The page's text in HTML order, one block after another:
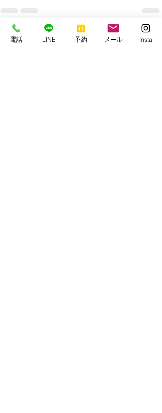
最新記事 すべて表示
電話 LINE 予約 メール Insta